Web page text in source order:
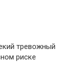
тревожный
риске